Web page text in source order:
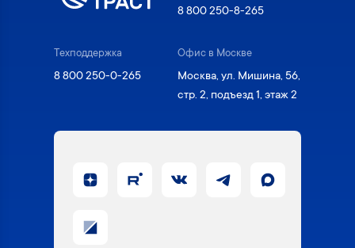
8 800 250-8-265
Техподдержка
8 800 250-0-265
Офис в Москве
Москва, ул. Мишина, 56,
стр. 2, подъезд 1, этаж 2